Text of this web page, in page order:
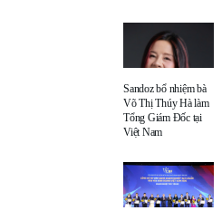
Sandoz bổ nhiệm bà
Võ Thị Thúy Hà làm
Tổng Giám Đốc tại
Việt Nam